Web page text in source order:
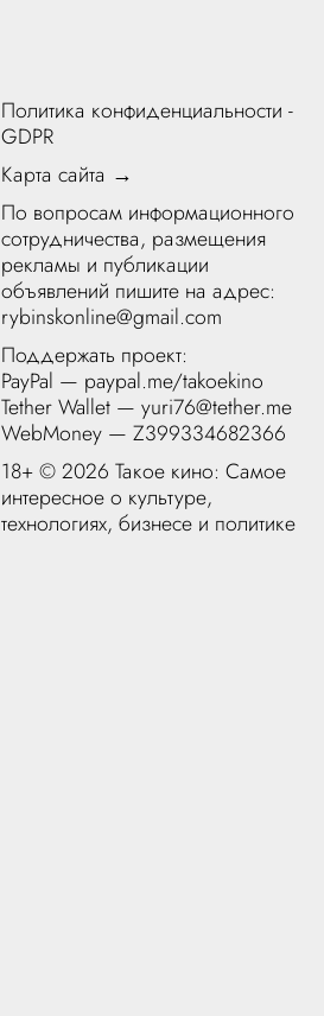
Политика конфиденциальности -
GDPR
Карта сайта →
По вопросам информационного
сотрудничества, размещения
рекламы и публикации
объявлений пишите на адрес:
rybinskonline@gmail.com
Поддержать проект:
PayPal — paypal.me/takoekino
Tether Wallet — yuri76@tether.me
WebMoney — Z399334682366
18+ ©2026 Такое кино: Самое
интересное о культуре,
технологиях, бизнесе и политике